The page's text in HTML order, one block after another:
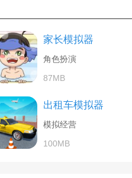
家长模拟器
角色扮演
87MB
出租车模拟器
模拟经营
100MB